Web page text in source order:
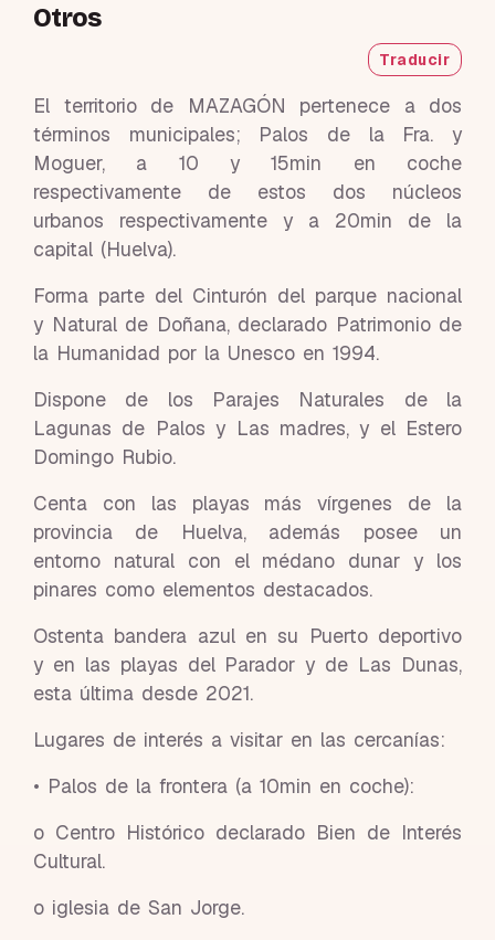
Otros
Traducir
El territorio de MAZAGÓN pertenece a dos
términos municipales; Palos de la Fra. y
Moguer, a 10 y 15min en coche
respectivamente de estos dos núcleos
urbanos respectivamente y a 20min de la
capital (Huelva).
Forma parte del Cinturón del parque nacional
y Natural de Doñana, declarado Patrimonio de
la Humanidad por la Unesco en 1994.
Dispone de los Parajes Naturales de la
Lagunas de Palos y Las madres, y el Estero
Domingo Rubio.
Centa con las playas más vírgenes de la
provincia de Huelva, además posee un
entorno natural con el médano dunar y los
pinares como elementos destacados.
Ostenta bandera azul en su Puerto deportivo
y en las playas del Parador y de Las Dunas,
esta última desde 2021.
Lugares de interés a visitar en las cercanías:
• Palos de la frontera (a 10min en coche):
o Centro Histórico declarado Bien de Interés
Cultural.
o iglesia de San Jorge.